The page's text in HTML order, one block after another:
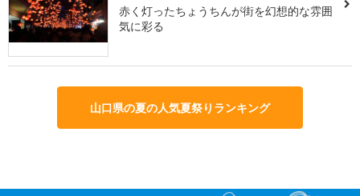
赤く灯ったちょうちんが街を幻想的な雰囲
気に彩る
山口県の夏の人気夏祭りランキング